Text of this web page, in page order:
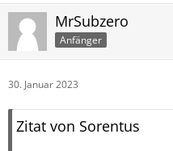
MrSubzero
Anfänger
30. Januar 2023
Zitat von Sorentus